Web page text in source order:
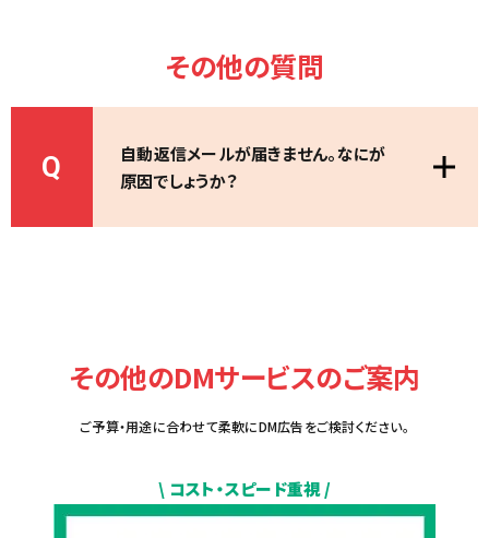
その他の質問
Q
自動返信メールが届きません。なにが
原因でしょうか？
その他のDMサービスのご案内
ご予算・用途に合わせて柔軟にDM広告をご検討ください。
\ コスト・スピード重視 /